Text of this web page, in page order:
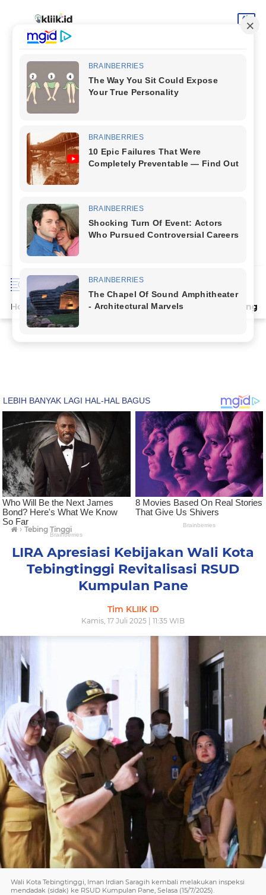
Home Terpopuler Indeks Artikel Deli Serdang
› Tebing Tinggi
LIRA Apresiasi Kebijakan Wali Kota
Tebingtinggi Revitalisasi RSUD
Kumpulan Pane
Tim KLIIK ID
Kamis, 17 Juli 2025 | 11:35 WIB
Wali Kota Tebingtinggi, Iman Irdian Saragih kembali melakukan inspeksi
mendadak (sidak) ke RSUD Kumpulan Pane, Selasa (15/7/2025).